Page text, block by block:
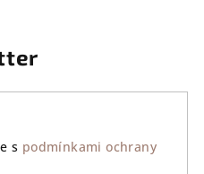
s podmínkami ochrany